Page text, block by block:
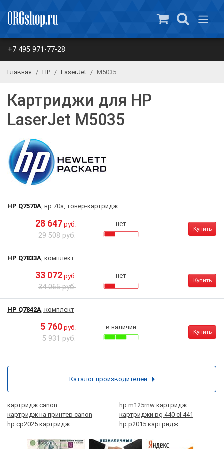
+7 495 971-77-28
Главная HP LaserJet M5035
Картриджи для HP
LaserJet M5035
HP Q7570A, нр 70a, тонер-картридж
28 647 руб.
29 508 руб.
нет
Купить
HP Q7833A, комплект
33 072 руб.
34 065 руб.
нет
Купить
HP Q7842A, комплект
5 760 руб.
5 931 руб.
в наличии
Купить
картридж canon
hp m125rnw картридж
картридж на принтер canon
картриджи pg 440 cl 441
hp cp2025 картридж
hp p2015 картридж